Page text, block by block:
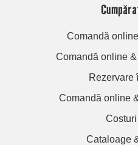
Comandă
Comandă online
Rezervare
Comandă online
Cataloage